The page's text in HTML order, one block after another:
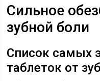
Сильное
зубной боли
Список самых
таблеток от